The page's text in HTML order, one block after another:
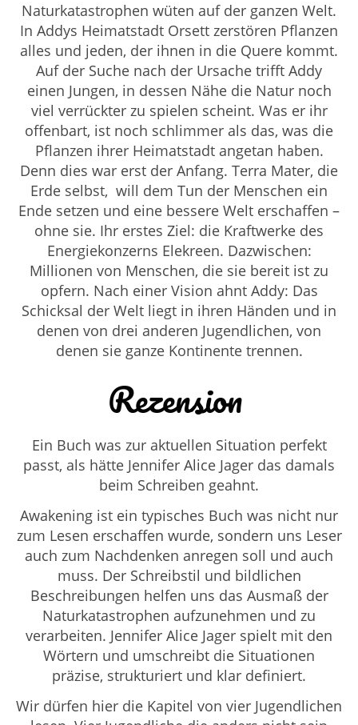
Naturkatastrophen wüten auf der ganzen Welt.
In Addys Heimatstadt Orsett zerstören Pflanzen
alles und jeden, der ihnen in die Quere kommt.
Auf der Suche nach der Ursache trifft Addy
einen Jungen, in dessen Nähe die Natur noch
viel verrückter zu spielen scheint. Was er ihr
offenbart, ist noch schlimmer als das, was die
Pflanzen ihrer Heimatstadt angetan haben.
Denn dies war erst der Anfang. Terra Mater, die
Erde selbst, will dem Tun der Menschen ein
Ende setzen und eine bessere Welt erschaffen –
ohne sie. Ihr erstes Ziel: die Kraftwerke des
Energiekonzerns Elekreen. Dazwischen:
Millionen von Menschen, die sie bereit ist zu
opfern. Nach einer Vision ahnt Addy: Das
Schicksal der Welt liegt in ihren Händen und in
denen von drei anderen Jugendlichen, von
denen sie ganze Kontinente trennen.
Rezension
Ein Buch was zur aktuellen Situation perfekt
passt, als hätte Jennifer Alice Jager das damals
beim Schreiben geahnt.
Awakening ist ein typisches Buch was nicht nur
zum Lesen erschaffen wurde, sondern uns Leser
auch zum Nachdenken anregen soll und auch
muss. Der Schreibstil und bildlichen
Beschreibungen helfen uns das Ausmaß der
Naturkatastrophen aufzunehmen und zu
verarbeiten. Jennifer Alice Jager spielt mit den
Wörtern und umschreibt die Situationen
präzise, strukturiert und klar definiert.
Wir dürfen hier die Kapitel von vier Jugendlichen